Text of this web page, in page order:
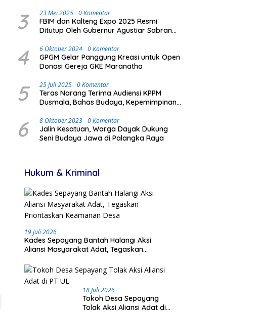
3 23 Mei 2025 0 Komentar
FBIM dan Kalteng Expo 2025 Resmi
Ditutup Oleh Gubernur Agustiar Sabran
Masyarakat
4 6 Oktober 2024 0 Komentar
GPGM Gelar Panggung Kreasi untuk Open
Donasi Gereja GKE Maranatha
5 25 Juli 2025 0 Komentar
Teras Narang Terima Audiensi KPPM
Dusmala, Bahas Budaya, Kepemimpinan,
6 8 Oktober 2023 0 Komentar
Jalin Kesatuan, Warga Dayak Dukung
Seni Budaya Jawa di Palangka Raya
Hukum & Kriminal
19 Juli 2026
Kades Sepayang Bantah Halangi Aksi
Aliansi Masyarakat Adat, Tegaskan
18 Juli 2026
Tokoh Desa Sepayang
Tolak Aksi Aliansi Adat di